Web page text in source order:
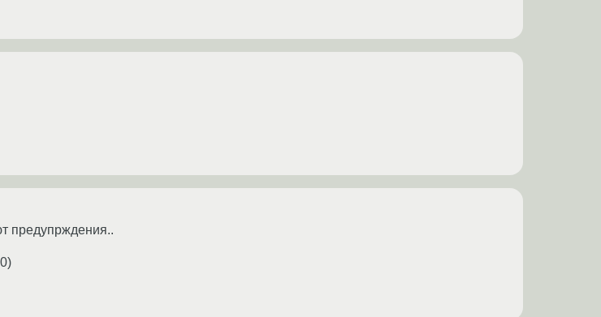
предупрждения..
)